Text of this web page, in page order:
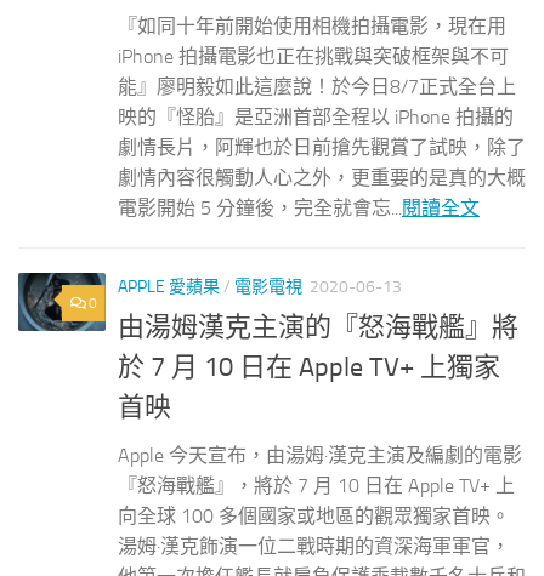
『如同十年前開始使用相機拍攝電影，現在用
iPhone 拍攝電影也正在挑戰與突破框架與不可
能』廖明毅如此這麼說！於今日8/7正式全台上
映的『怪胎』是亞洲首部全程以 iPhone 拍攝的
劇情長片，阿輝也於日前搶先觀賞了試映，除了
劇情內容很觸動人心之外，更重要的是真的大概
電影開始 5 分鐘後，完全就會忘...閱讀全文
0
APPLE 愛蘋果/ 電影電視 2020-06-13
由湯姆漢克主演的『怒海戰艦』將
於 7 月 10 日在 Apple TV+ 上獨家
首映
Apple 今天宣布，由湯姆·漢克主演及編劇的電影
『怒海戰艦』，將於 7 月 10 日在 Apple TV+ 上
向全球 100 多個國家或地區的觀眾獨家首映。
湯姆·漢克飾演一位二戰時期的資深海軍軍官，